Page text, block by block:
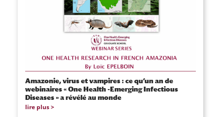
Amazonie, virus et vampires : ce qu’un an de
webinaires « One Health -Emerging Infectious
Diseases » a révélé au monde
lire plus